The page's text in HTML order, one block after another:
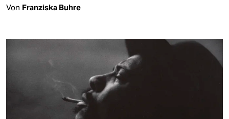
Von Franziska Buhre